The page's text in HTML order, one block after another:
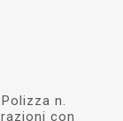
n.
con